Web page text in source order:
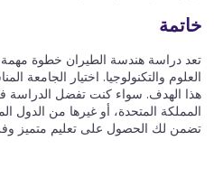
خاتمة
تعد دراسة هندسة الطيران خطوة
العلوم والتكنولوجيا. اختيار الجامعة
هذا الهدف. سواء كنت تفضل الدراسة في
المملكة المتحدة، أو غيرها من الدول
تضمن لك الحصول على تعليم متميز